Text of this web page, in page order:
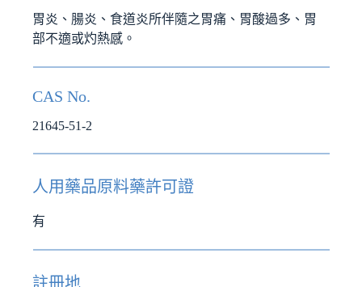
果
胃炎、腸炎、食道炎所伴隨之胃痛、胃酸過多、胃
部不適或灼熱感。
CAS No.
21645-51-2
人用藥品原料藥許可證
有
註冊地